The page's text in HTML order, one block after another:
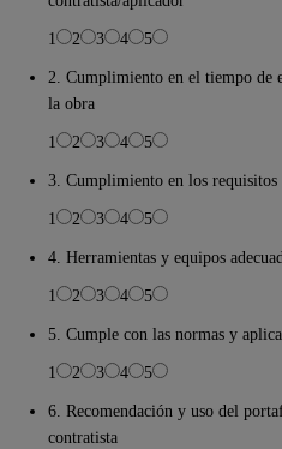
1
2 3 4
5
2. Cumplimiento en el tiempo de
la obra
1
2 3 4
5
3. Cumplimiento en los
1
2 3 4
5
4. Herramientas y equipos
1
2 3 4
5
5. Cumple con las normas y
1
2 3 4
5
6. Recomendación y uso del
contratista